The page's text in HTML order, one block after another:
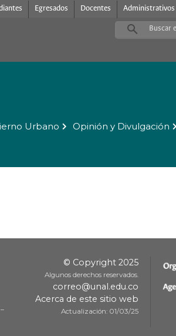
Egresados Docentes Administrativos
Urbano Opinión y Divulgación
© Copyright 2025
Algunos derechos reservados.
correo@unal.edu.co
Acerca de este sitio web
Actualización: 01/03/25